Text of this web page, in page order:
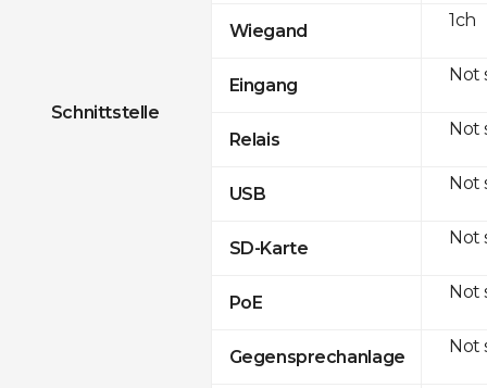
Schnittstelle
Wiegand
Eingang
Relais
USB
SD-Karte
PoE
Gegensprechanlage
1ch
Not
Not
Not
Not
Not
Not